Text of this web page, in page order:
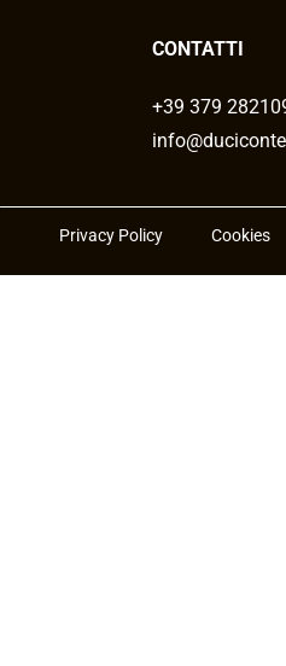
CONTATTI
+39 379
Privacy Policy Cookies